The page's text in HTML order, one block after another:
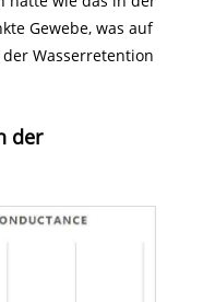
Gewebe, was auf
Wasserretention
der